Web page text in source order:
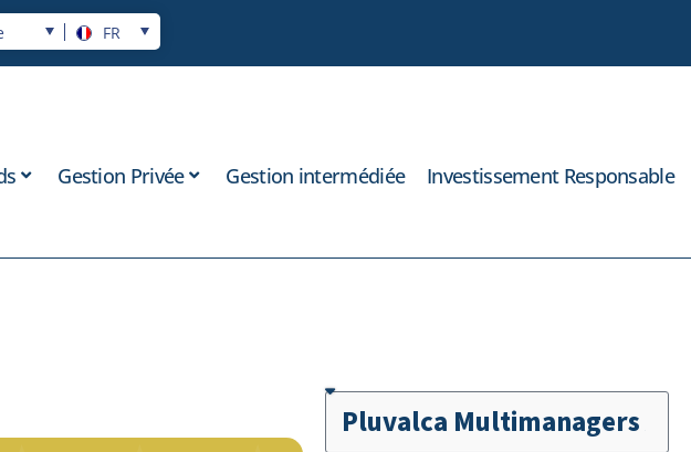
FR
Gestion Privée Gestion intermédiée Investissement Responsable